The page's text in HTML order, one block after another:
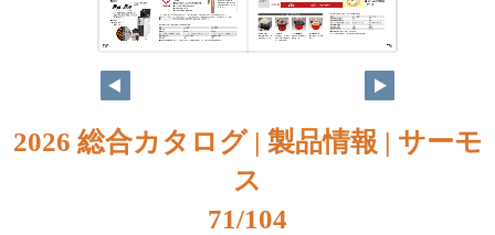
2026 総合カタログ | 製品情報 | サーモ
ス
71/104